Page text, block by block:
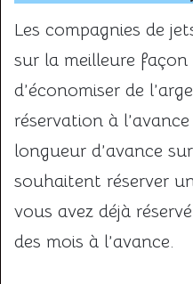
Les compagnies de
sur la meilleure
d’économiser de
réservation à
longueur d’avance
souhaitent réserver
vous avez déjà
des mois à l’avance.